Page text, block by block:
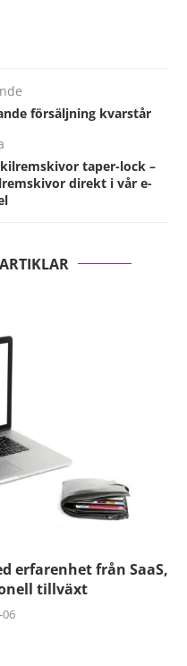
försäljning kvarstår
taper-lock –
direkt i vår e-
erfarenhet från SaaS,
tillväxt
06